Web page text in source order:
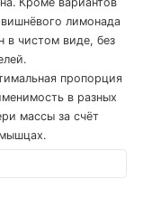
лимонада
в чистом виде, без
пропорция
в разных
массы за счёт